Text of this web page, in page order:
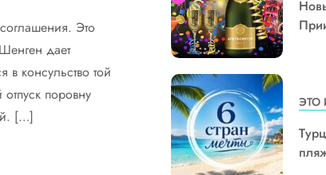
Это
дает
консульство той
поровну
[…]
ЭТО